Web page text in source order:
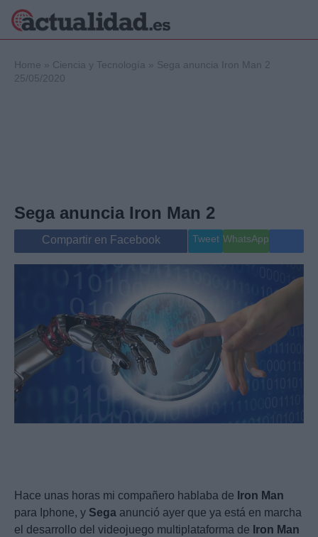
Internacional
Salud y Bienestar
Gente
Home » Ciencia y Tecnología » Sega anuncia Iron Man 2
25/05/2020
Sega anuncia Iron Man 2
Compartir en Facebook Tweet WhatsApp
Hace unas horas mi compañero hablaba de Iron Man
para Iphone, y Sega anunció ayer que ya está en marcha
el desarrollo del videojuego multiplataforma de Iron Man